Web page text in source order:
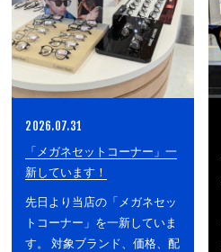
2026.07.31
「メガネセットコーナー」一
新しています！
先日より当店の「メガネセッ
トコーナー」を一新していま
す。 対象ブランド、価格、配